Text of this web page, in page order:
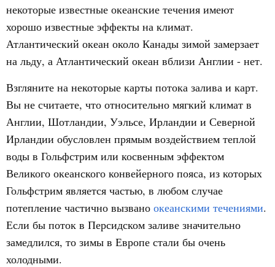
некоторые известные океанские течения имеют
хорошо известные эффекты на климат.
Атлантический океан около Канады зимой замерзает
на льду, а Атлантический океан вблизи Англии - нет.
Взгляните на некоторые карты потока залива и карт.
Вы не считаете, что относительно мягкий климат в
Англии, Шотландии, Уэльсе, Ирландии и Северной
Ирландии обусловлен прямым воздействием теплой
воды в Гольфстрим или косвенным эффектом
Великого океанского конвейерного пояса, из которых
Гольфстрим является частью, в любом случае
потепление частично вызвано океанскими течениями.
Если бы поток в Персидском заливе значительно
замедлился, то зимы в Европе стали бы очень
холодными.